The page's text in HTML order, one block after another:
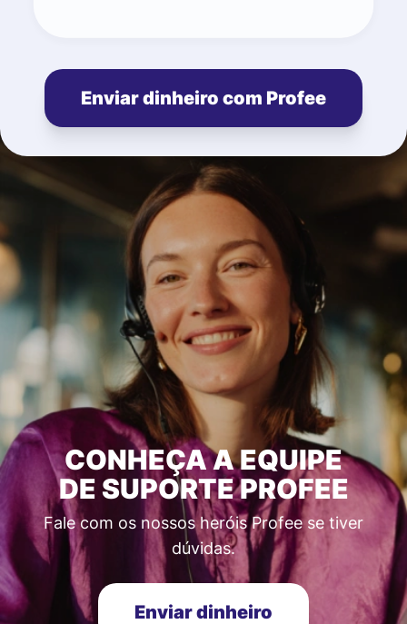
Enviar dinheiro com Profee
CONHEÇA A EQUIPE
DE SUPORTE PROFEE
Fale com os nossos heróis Profee se tiver
dúvidas.
Enviar dinheiro